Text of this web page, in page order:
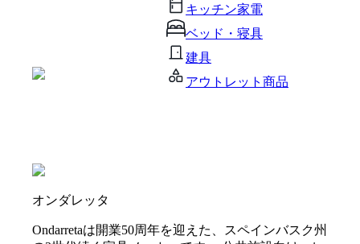
キッチン家電
ベッド・寝具
建具
アウトレット商品
オンダレッタ
Ondarretaは開業50周年を迎えた、スペインバスク州